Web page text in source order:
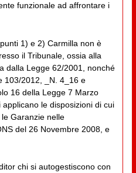
funzionale ad affrontare i
1) e 2) Carmilla non è
il Tribunale, ossia alla
dalla Legge 62/2001, nonché
103/2012, _N. 4_16 e
16 della Legge 7 Marzo
le disposizioni di cui
Garanzie nelle
del 26 Novembre 2008, e
chi si autogestiscono con